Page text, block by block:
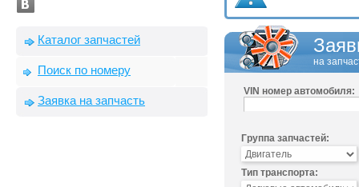
Каталог запчастей
Поиск по номеру
Заявка на запчасть
на
VIN номер автомобиля:
Группа запчастей:
Тип транспорта: